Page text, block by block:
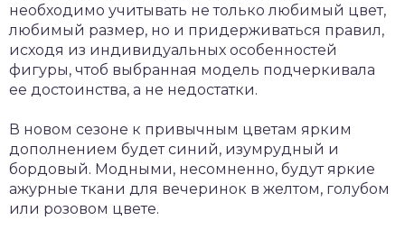
необходимо учитывать не только любимый цвет,
любимый размер, но и придерживаться правил,
исходя из индивидуальных особенностей
фигуры, чтоб выбранная модель подчеркивала
ее достоинства, а не недостатки.
В новом сезоне к привычным цветам ярким
дополнением будет синий, изумрудный и
бордовый. Модными, несомненно, будут яркие
ажурные ткани для вечеринок в желтом, голубом
или розовом цвете.